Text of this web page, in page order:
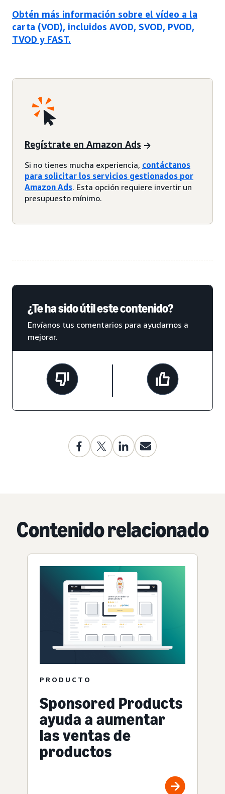
Obtén más información sobre el vídeo a la
carta (VOD), incluidos AVOD, SVOD, PVOD,
TVOD y FAST.
Regístrate en Amazon Ads
Si no tienes mucha experiencia, contáctanos
para solicitar los servicios gestionados por
Amazon Ads. Esta opción requiere invertir un
presupuesto mínimo.
¿Te ha sido útil este contenido?
Envíanos tus comentarios para ayudarnos a
mejorar.
Contenido relacionado
PRODUCTO
Sponsored Products
ayuda a aumentar
las ventas de
productos